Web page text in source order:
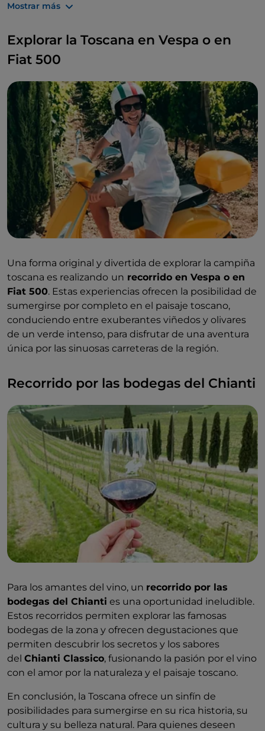
en un lugar fascinante y cargado de historia, que
más auténtica.
Mostrar más
Explorar la Toscana en Vespa o en
Fiat 500
Una forma original y divertida de explorar la campiña
toscana es realizando un recorrido en Vespa o en
Fiat 500. Estas experiencias ofrecen la posibilidad de
sumergirse por completo en el paisaje toscano,
conduciendo entre exuberantes viñedos y olivares
de un verde intenso, para disfrutar de una aventura
única por las sinuosas carreteras de la región.
Recorrido por las bodegas del Chianti
Para los amantes del vino, un recorrido por las
bodegas del Chianti es una oportunidad ineludible.
Estos recorridos permiten explorar las famosas
bodegas de la zona y ofrecen degustaciones que
permiten descubrir los secretos y los sabores
del Chianti Classico, fusionando la pasión por el vino
con el amor por la naturaleza y el paisaje toscano.
En conclusión, la Toscana ofrece un sinfín de
posibilidades para sumergirse en su rica historia, su
cultura y su belleza natural. Para quienes deseen